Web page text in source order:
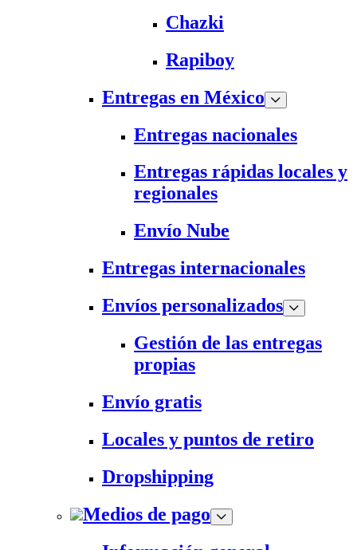
Chazki
Rapiboy
Entregas en México
Entregas nacionales
Entregas rápidas locales y
regionales
Envío Nube
Entregas internacionales
Envíos personalizados
Gestión de las entregas
propias
Envío gratis
Locales y puntos de retiro
Dropshipping
Medios de pago